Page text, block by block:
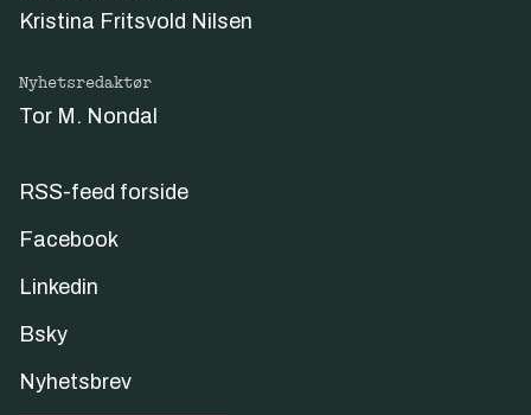
Kristina Fritsvold Nilsen
Nyhetsredaktør
Tor M. Nondal
RSS-feed forside
Facebook
Linkedin
Bsky
Nyhetsbrev